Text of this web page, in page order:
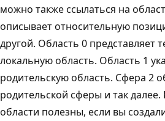
можно также ссылаться на
описывает относительную
другой. Область 0 представляет
локальную область. Область 1
родительскую область. Сфера 2
родительской сферы и так
области полезны, если вы